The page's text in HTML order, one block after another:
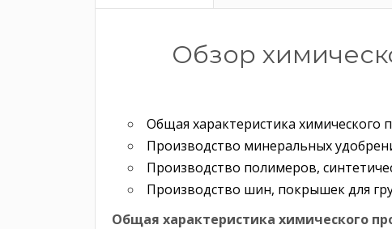
Обзор
Общая характеристика химического
Производство минеральных
Производство полимеров,
Производство шин, покрышек для
Общая характеристика химического